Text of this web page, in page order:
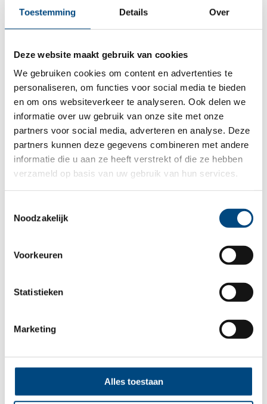
Toestemming Details Over
Deze website maakt gebruik van cookies
We gebruiken cookies om content en advertenties te
personaliseren, om functies voor social media te bieden
en om ons websiteverkeer te analyseren. Ook delen we
informatie over uw gebruik van onze site met onze
partners voor social media, adverteren en analyse. Deze
partners kunnen deze gegevens combineren met andere
informatie die u aan ze heeft verstrekt of die ze hebben
verzameld op basis van uw gebruik van hun services.
Noodzakelijk
Voorkeuren
Statistieken
Marketing
Alles toestaan
Folder Begeleid wonen jonge
(aanstaande) moeders
Wil je meer informatie of heb je
een vraag?
E-mail*